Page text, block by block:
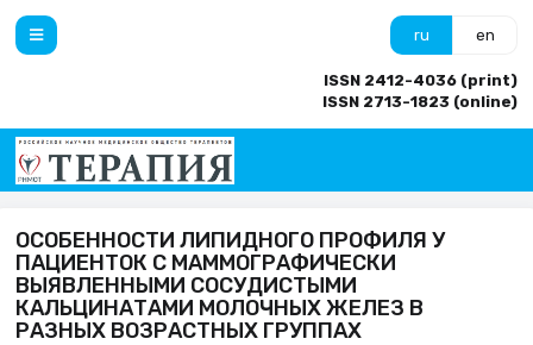
ru en
ISSN 2412-4036 (print)
ISSN 2713-1823 (online)
ОСОБЕННОСТИ ЛИПИДНОГО ПРОФИЛЯ У
ПАЦИЕНТОК С МАММОГРАФИЧЕСКИ
ВЫЯВЛЕННЫМИ СОСУДИСТЫМИ
КАЛЬЦИНАТАМИ МОЛОЧНЫХ ЖЕЛЕЗ В
РАЗНЫХ ВОЗРАСТНЫХ ГРУППАХ